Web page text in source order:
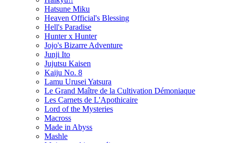
Hatsune Miku
Heaven Official's Blessing
Hell's Paradise
Hunter x Hunter
Jojo's Bizarre Adventure
Junji Ito
Jujutsu Kaisen
Kaiju No. 8
Lamu Urusei Yatsura
Le Grand Maître de la Cultivation Démoniaque
Les Carnets de L'Apothicaire
Lord of the Mysteries
Macross
Made in Abyss
Mashle